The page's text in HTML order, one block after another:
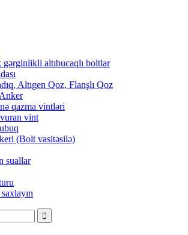
gərginlikli altıbucaqlı boltlar
Altıgen Qoz, Flanşlı Qoz
qazma vintləri
vint
(Bolt vasitəsilə)
suallar